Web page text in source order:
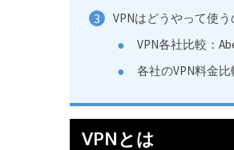
VPNはどうやって使う
VPN各社比較：
各社のVPN料金
VPNとは